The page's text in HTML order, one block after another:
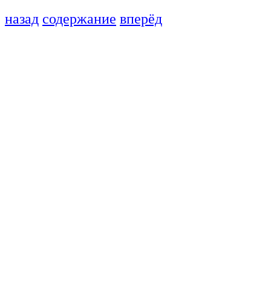
назад содержание вперёд